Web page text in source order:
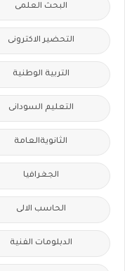
البحث العلمى
التحضير الاكترونى
التربية الوطنية
التعليم السودانى
الثانويةالعامة
الجغرافيا
الحاسب الالى
الدبلومات الفنية